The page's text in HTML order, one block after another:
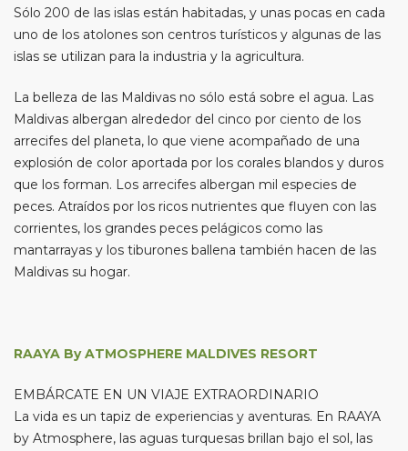
Sólo 200 de las islas están habitadas, y unas pocas en cada
uno de los atolones son centros turísticos y algunas de las
islas se utilizan para la industria y la agricultura.
La belleza de las Maldivas no sólo está sobre el agua. Las
Maldivas albergan alrededor del cinco por ciento de los
arrecifes del planeta, lo que viene acompañado de una
explosión de color aportada por los corales blandos y duros
que los forman. Los arrecifes albergan mil especies de
peces. Atraídos por los ricos nutrientes que fluyen con las
corrientes, los grandes peces pelágicos como las
mantarrayas y los tiburones ballena también hacen de las
Maldivas su hogar.
RAAYA By ATMOSPHERE MALDIVES RESORT
EMBÁRCATE EN UN VIAJE EXTRAORDINARIO
La vida es un tapiz de experiencias y aventuras. En RAAYA
by Atmosphere, las aguas turquesas brillan bajo el sol, las